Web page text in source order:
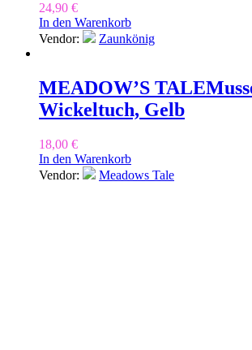
24,90 €
In den Warenkorb
Vendor:
Zaunkönig
MEADOW’S TALE
Wickeltuch, Gelb
18,00 €
In den Warenkorb
Vendor:
Meadows Tale